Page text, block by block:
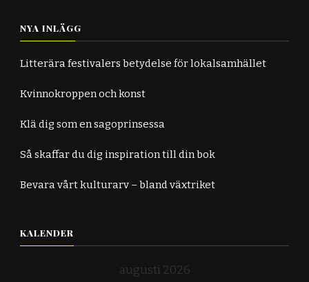
NYA INLÄGG
Litterära festivalers betydelse för lokalsamhället
Kvinnokroppen och konst
Klä dig som en sagoprinsessa
Så skaffar du dig inspiration till din bok
Bevara vårt kulturarv – bland växtriket
KALENDER
augusti 2026